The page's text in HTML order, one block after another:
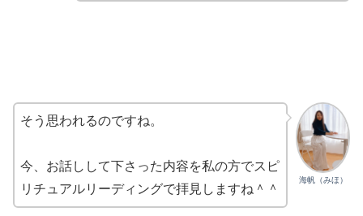
海帆（みほ）
そう思われるのですね。
今、お話しして下さった内容を私の方でスピ
リチュアルリーディングで拝見しますね＾＾